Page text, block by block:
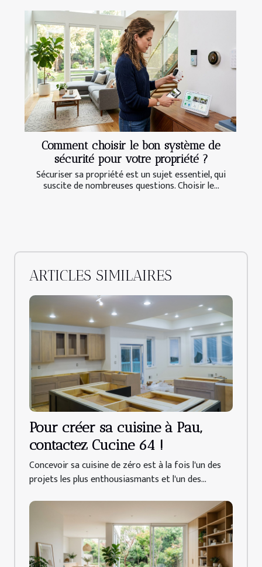
Comment choisir le bon système de
sécurité pour votre propriété ?
Sécuriser sa propriété est un sujet essentiel, qui
suscite de nombreuses questions. Choisir le...
ARTICLES SIMILAIRES
Pour créer sa cuisine à Pau,
contactez Cucine 64 !
Concevoir sa cuisine de zéro est à la fois l'un des
projets les plus enthousiasmants et l'un des...